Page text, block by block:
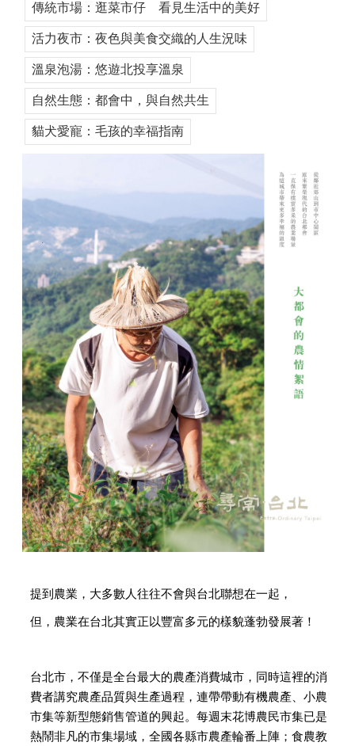
傳統市場：逛菜市仔 看見生活中的美好
活力夜市：夜色與美食交織的人生況味
溫泉泡湯：悠遊北投享溫泉
自然生態：都會中，與自然共生
貓犬愛寵：毛孩的幸福指南
提到農業，大多數人往往不會與台北聯想在一起，
但，農業在台北其實正以豐富多元的樣貌蓬勃發展著！
台北市，不僅是全台最大的農產消費城市，同時這裡的消
費者講究農產品質與生產過程，連帶帶動有機農產、小農
市集等新型態銷售管道的興起。每週末花博農民市集已是
熱鬧非凡的市集場域，全國各縣市農產輪番上陣；食農教